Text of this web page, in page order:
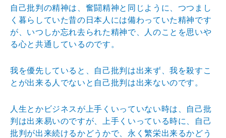
自己批判の精神は、奮闘精神と同じように、つつまし
く暮らしていた昔の日本人には備わっていた精神です
が、いつしか忘れ去られた精神で、人のことを思いや
る心と共通しているのです。
我を優先していると、自己批判は出来ず、我を殺すこ
とが出来る人でないと自己批判は出来ないのです。
人生とかビジネスが上手くいっていない時は、自己批
判は出来易いのですが、上手くいっている時に、自己
批判が出来続けるかどうかで、永く繁栄出来るかどう